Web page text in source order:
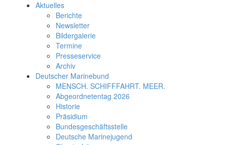
Aktuelles
Berichte
Newsletter
Bildergalerie
Termine
Presseservice
Archiv
Deutscher Marinebund
MENSCH. SCHIFFFAHRT. MEER.
Abgeordnetentag 2026
Historie
Präsidium
Bundesgeschäftsstelle
Deutsche Marinejugend